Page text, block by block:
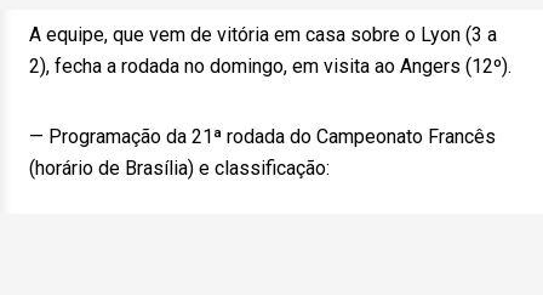
A equipe, que vem de vitória em casa sobre o Lyon (3 a
2), fecha a rodada no domingo, em visita ao Angers (12º).
— Programação da 21ª rodada do Campeonato Francês
(horário de Brasília) e classificação: